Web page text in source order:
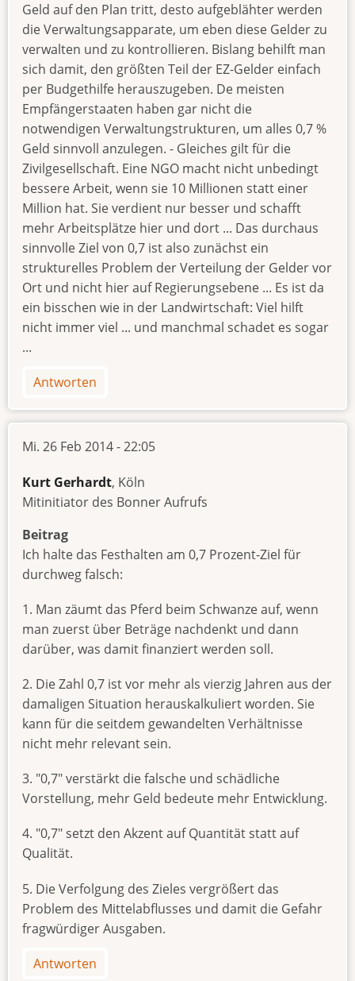
Geld auf den Plan tritt, desto aufgeblähter werden
die Verwaltungsapparate, um eben diese Gelder zu
verwalten und zu kontrollieren. Bislang behilft man
sich damit, den größten Teil der EZ-Gelder einfach
per Budgethilfe herauszugeben. De meisten
Empfängerstaaten haben gar nicht die
notwendigen Verwaltungstrukturen, um alles 0,7 %
Geld sinnvoll anzulegen. - Gleiches gilt für die
Zivilgesellschaft. Eine NGO macht nicht unbedingt
bessere Arbeit, wenn sie 10 Millionen statt einer
Million hat. Sie verdient nur besser und schafft
mehr Arbeitsplätze hier und dort ... Das durchaus
sinnvolle Ziel von 0,7 ist also zunächst ein
strukturelles Problem der Verteilung der Gelder vor
Ort und nicht hier auf Regierungsebene ... Es ist da
ein bisschen wie in der Landwirtschaft: Viel hilft
nicht immer viel ... und manchmal schadet es sogar
...
Antworten
Mi. 26 Feb 2014 - 22:05
Kurt Gerhardt, Köln
Mitinitiator des Bonner Aufrufs
Beitrag
Ich halte das Festhalten am 0,7 Prozent-Ziel für
durchweg falsch:
1. Man zäumt das Pferd beim Schwanze auf, wenn
man zuerst über Beträge nachdenkt und dann
darüber, was damit finanziert werden soll.
2. Die Zahl 0,7 ist vor mehr als vierzig Jahren aus der
damaligen Situation herauskalkuliert worden. Sie
kann für die seitdem gewandelten Verhältnisse
nicht mehr relevant sein.
3. "0,7" verstärkt die falsche und schädliche
Vorstellung, mehr Geld bedeute mehr Entwicklung.
4. "0,7" setzt den Akzent auf Quantität statt auf
Qualität.
5. Die Verfolgung des Zieles vergrößert das
Problem des Mittelabflusses und damit die Gefahr
fragwürdiger Ausgaben.
Antworten